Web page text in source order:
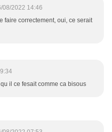
08/2022 14:46
faire correctement, oui, ce serait
il ce fesait comme ca bisous